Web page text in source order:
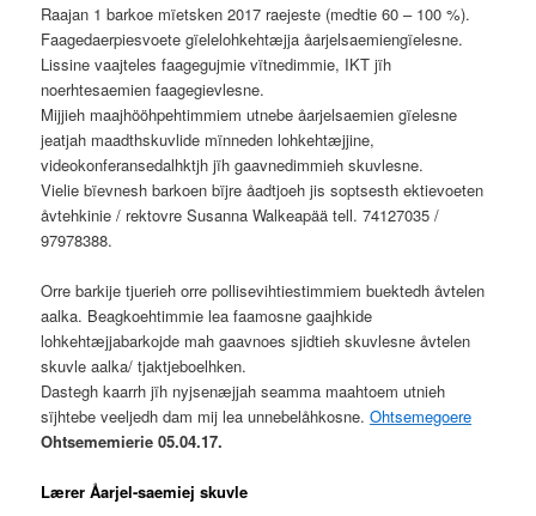
Raajan 1 barkoe mïetsken 2017 raejeste (medtie 60 – 100 %).
Faagedaerpiesvoete gïelelohkehtæjja åarjelsaemiengïelesne.
Lissine vaajteles faagegujmie vïtnedimmie, IKT jïh
noerhtesaemien faagegievlesne.
Mijjieh maajhööhpehtimmiem utnebe åarjelsaemien gïelesne
jeatjah maadthskuvlide mïnneden lohkehtæjjine,
videokonferansedalhktjh jïh gaavnedimmieh skuvlesne.
Vielie bïevnesh barkoen bïjre åadtjoeh jis soptsesth ektievoeten
åvtehkinie / rektovre Susanna Walkeapää tell. 74127035 /
97978388.
Orre barkije tjuerieh orre pollisevihtiestimmiem buektedh åvtelen
aalka. Beagkoehtimmie lea faamosne gaajhkide
lohkehtæjjabarkojde mah gaavnoes sjidtieh skuvlesne åvtelen
skuvle aalka/ tjaktjeboelhken.
Dastegh kaarrh jïh nyjsenæjjah seamma maahtoem utnieh
sïjhtebe veeljedh dam mij lea unnebelåhkosne.Ohtsemegoere
Ohtsememierie 05.04.17.
Lærer Åarjel-saemiej skuvle